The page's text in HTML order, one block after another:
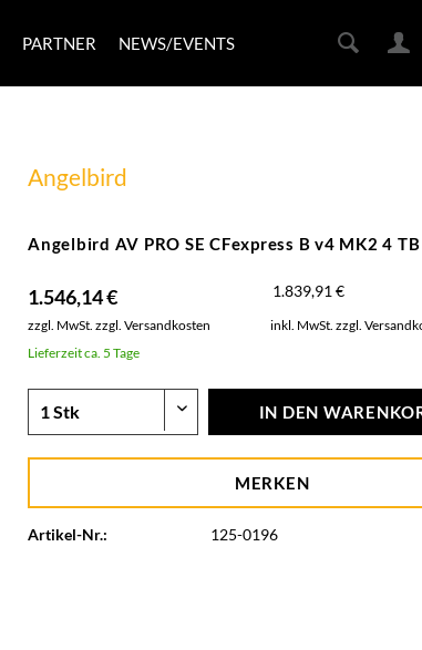
PARTNER NEWS/EVENTS
Angelbird
Angelbird AV PRO SE CFexpress B v4 MK2 4 TB
1.546,14 € 1.839,91 €
zzgl. MwSt.zzgl. Versandkosten inkl. MwSt.zzgl.
Lieferzeit ca. 5 Tage
IN DEN
MERKEN
Artikel-Nr.: 125-0196